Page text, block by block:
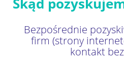
Bezpośrednie
firm (strony
kontakt